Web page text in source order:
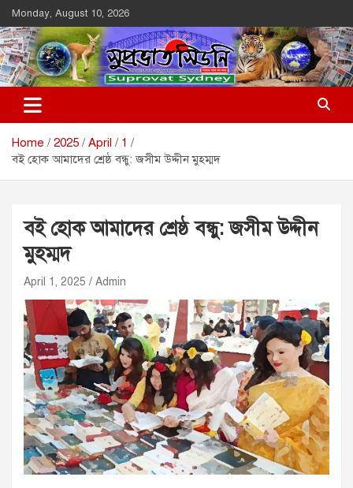
Skip
to
content
Monday, August 10, 2026
Suprovat Sydney
The Leading Bangladesh Community Newspaper In Australia
Home 2025 April
1
বই হোক আমাদের শ্রেষ্ঠ বন্ধু: জসীম উদ্দীন মুহম্মদ
বই হোক আমাদের শ্রেষ্ঠ বন্ধু: জসীম উদ্দীন
মুহম্মদ
April 1, 2025 Admin